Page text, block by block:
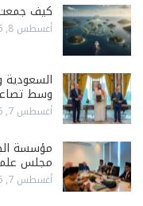
كيف جمعت
أغسطس 8, 2026
وسط
أغسطس 7, 2026
مؤسسة
مجلس
أغسطس 7, 2026